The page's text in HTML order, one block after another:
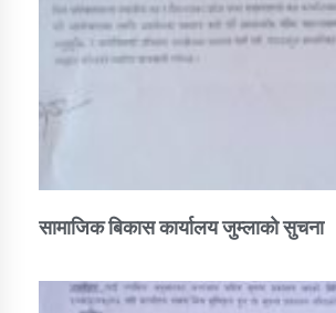
सामाजिक बिकास कार्यालय जुम्लाकाे सुचना